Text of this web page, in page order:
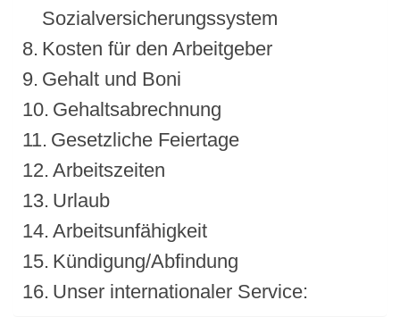
Sozialversicherungssystem
Kosten für den Arbeitgeber
Gehalt und Boni
Gehaltsabrechnung
Gesetzliche Feiertage
Arbeitszeiten
Urlaub
Arbeitsunfähigkeit
Kündigung/Abfindung
Unser internationaler Service: